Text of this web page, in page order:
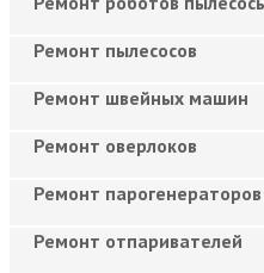
Ремонт пылесосов
Ремонт швейных машин
Ремонт оверлоков
Ремонт парогенераторов
Ремонт отпаривателей